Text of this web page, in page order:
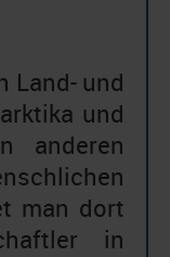
Land- und
und
anderen
man dort
in